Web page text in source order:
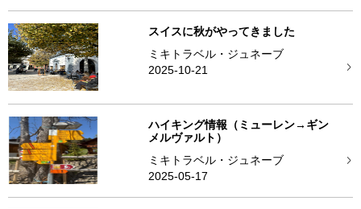
スイスに秋がやってきました
ミキトラベル・ジュネーブ
2025-10-21
ハイキング情報（ミューレン→ギン
メルヴァルト）
ミキトラベル・ジュネーブ
2025-05-17